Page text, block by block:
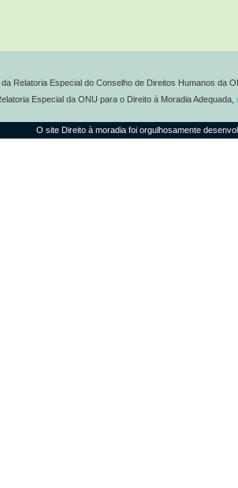
Relatoria Especial do Conselho de Direitos Humanos da
Especial da ONU para o Direito à Moradia Adequada,
O site Direito à moradia foi orgulhosamente